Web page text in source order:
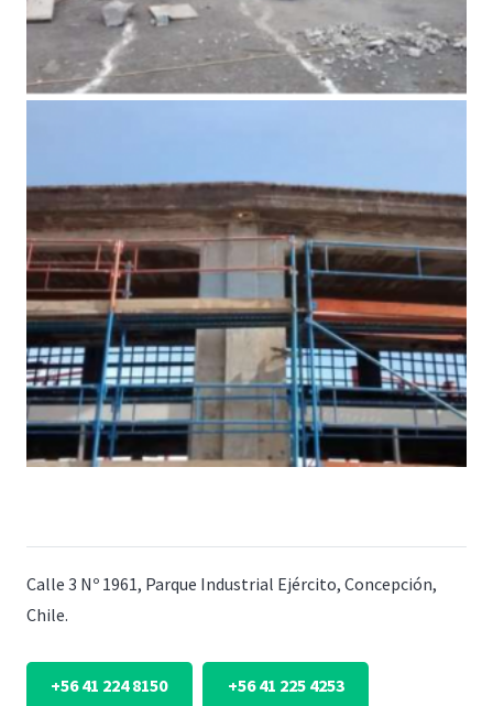
Calle 3 Nº 1961, Parque Industrial Ejército, Concepción,
Chile.
+56 41 224 8150 +56 41 225 4253